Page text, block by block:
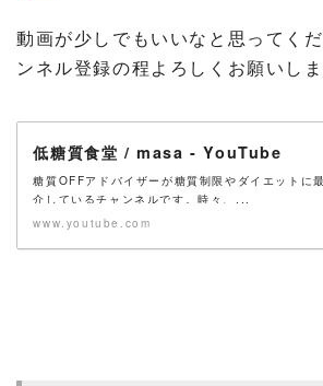
動画が少しでもいいなと思ってく
ンネル登録の程よろしくお願いしま
低糖質食堂 / masa - YouTube
糖質OFFアドバイザーが糖質制限やダイエットに
介しているチャンネルです。時々、...
www.youtube.com